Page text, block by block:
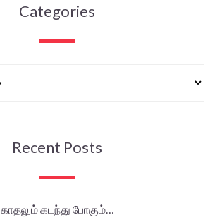
Categories
Recent Posts
காதலும் கடந்து போகும்…